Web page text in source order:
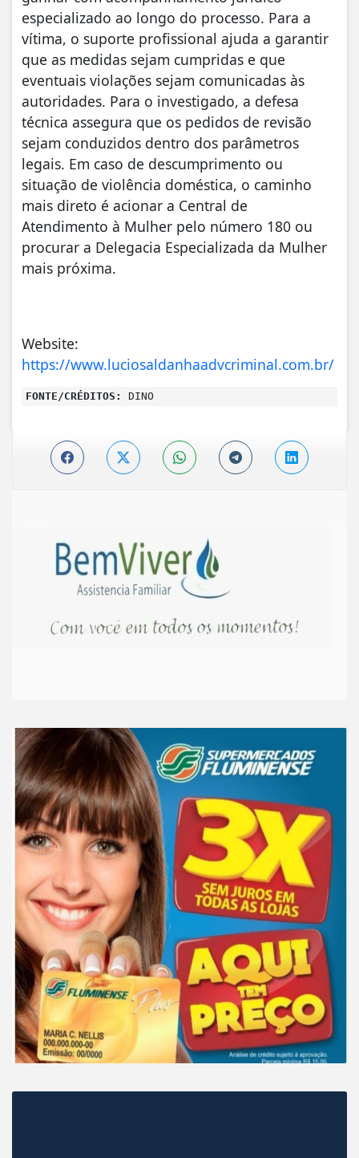
especializado ao longo do processo. Para a
vítima, o suporte profissional ajuda a garantir
que as medidas sejam cumpridas e que
eventuais violações sejam comunicadas às
autoridades. Para o investigado, a defesa
técnica assegura que os pedidos de revisão
sejam conduzidos dentro dos parâmetros
legais. Em caso de descumprimento ou
situação de violência doméstica, o caminho
mais direto é acionar a Central de
Atendimento à Mulher pelo número 180 ou
procurar a Delegacia Especializada da Mulher
mais próxima.
Website:
https://www.luciosaldanhaadvcriminal.com.br/
FONTE/CRÉDITOS: DINO